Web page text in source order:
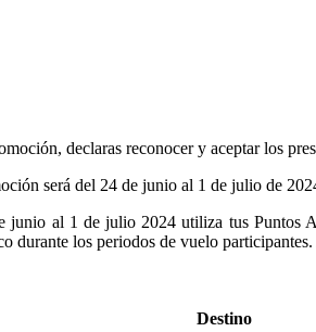
declaras reconocer y aceptar los
será del 24 de junio al 1 de julio de
junio al 1 de julio 2024 utiliza tus Puntos
durante los periodos de vuelo
Destino